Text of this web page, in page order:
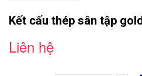
Kết cấu thép sân tập
Liên hệ